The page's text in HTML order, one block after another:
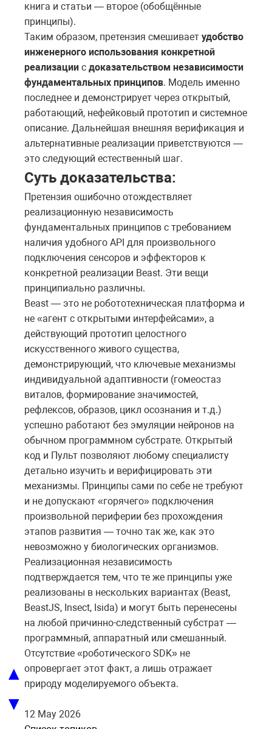
книга и статьи — второе (обобщённые
принципы).
Таким образом, претензия смешивает удобство
инженерного использования конкретной
реализации с доказательством независимости
фундаментальных принципов. Модель именно
последнее и демонстрирует через открытый,
работающий, нефейковый прототип и системное
описание. Дальнейшая внешняя верификация и
альтернативные реализации приветствуются —
это следующий естественный шаг.
Суть доказательства:
Претензия ошибочно отождествляет
реализационную независимость
фундаментальных принципов с требованием
наличия удобного API для произвольного
подключения сенсоров и эффекторов к
конкретной реализации Beast. Эти вещи
принципиально различны.
Beast — это не робототехническая платформа и
не «агент с открытыми интерфейсами», а
действующий прототип целостного
искусственного живого существа,
демонстрирующий, что ключевые механизмы
индивидуальной адаптивности (гомеостаз
виталов, формирование значимостей,
рефлексов, образов, цикл осознания и т.д.)
успешно работают без эмуляции нейронов на
обычном программном субстрате. Открытый
код и Пульт позволяют любому специалисту
детально изучить и верифицировать эти
механизмы. Принципы сами по себе не требуют
и не допускают «горячего» подключения
произвольной периферии без прохождения
этапов развития — точно так же, как это
невозможно у биологических организмов.
Реализационная независимость
подтверждается тем, что те же принципы уже
реализованы в нескольких вариантах (Beast,
BeastJS, Insect, Isida) и могут быть перенесены
на любой причинно-следственный субстрат —
программный, аппаратный или смешанный.
Отсутствие «роботического SDK» не
опровергает этот факт, а лишь отражает
природу моделируемого объекта.
12 May 2026
▲
▼